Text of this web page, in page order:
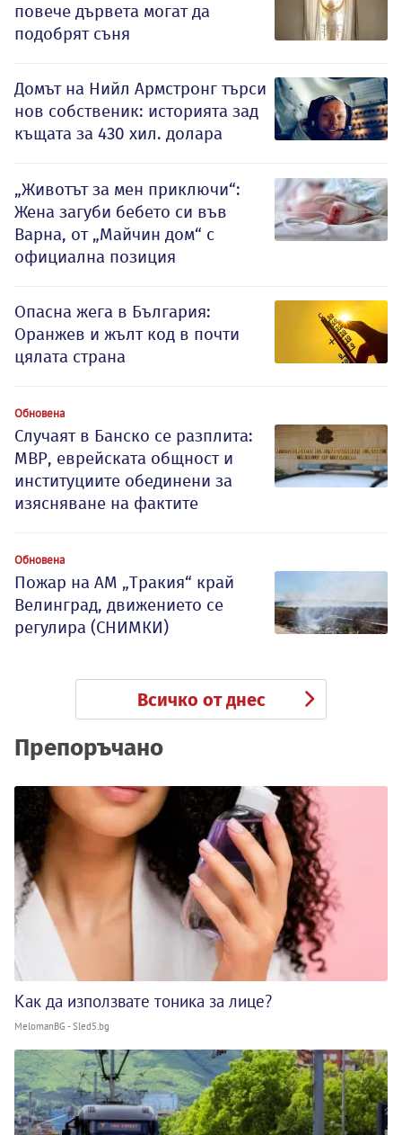
повече дървета могат да
подобрят съня
Домът на Нийл Армстронг търси
нов собственик: историята зад
къщата за 430 хил. долара
„Животът за мен приключи“:
Жена загуби бебето си във
Варна, от „Майчин дом“ с
официална позиция
Опасна жега в България:
Оранжев и жълт код в почти
цялата страна
Обновена
Случаят в Банско се разплита:
МВР, еврейската общност и
институциите обединени за
изясняване на фактите
Обновена
Пожар на АМ „Тракия“ край
Велинград, движението се
регулира (СНИМКИ)
Всичко от днес
Препоръчано
Как да използвате тоника за лице?
MelomanBG - Sled5.bg